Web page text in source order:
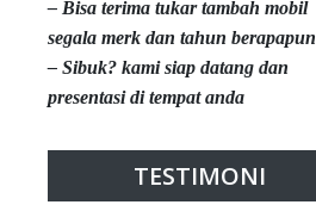
– Bisa terima tukar tambah mobil
segala merk dan tahun berapapun
– Sibuk? kami siap datang dan
presentasi di tempat anda
TESTIMONI